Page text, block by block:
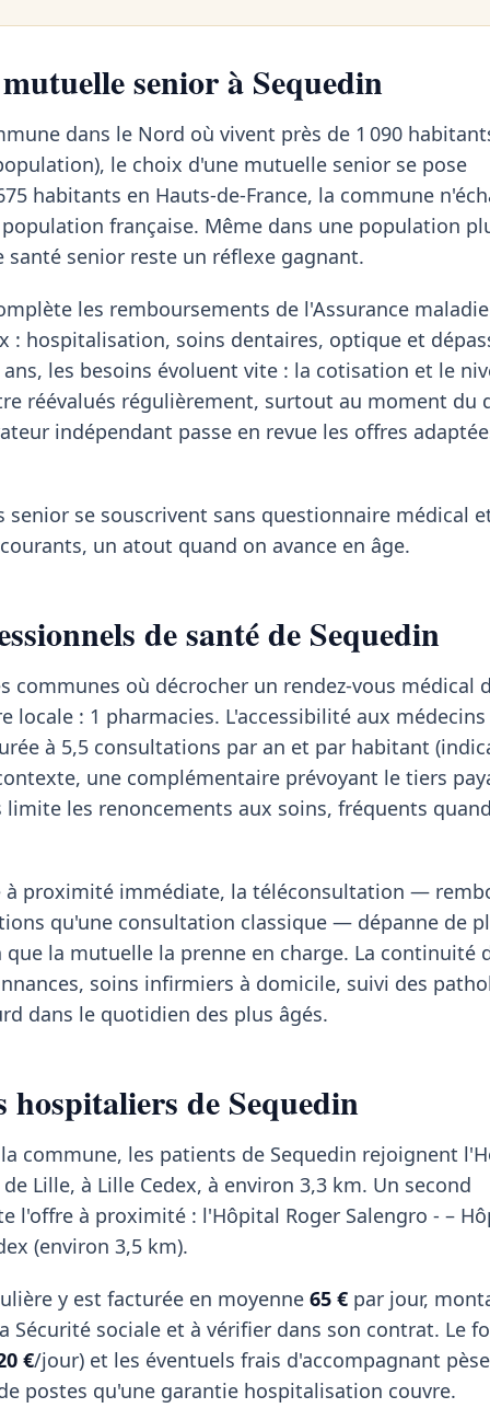
senior à Sequedin
dans le Nord où vivent près de 1 090
le choix d'une mutuelle senior se pose
habitants en Hauts-de-France, la commune
française. Même dans une population
senior reste un réflexe gagnant.
les remboursements de l'Assurance
: hospitalisation, soins dentaires, optique et
les besoins évoluent vite : la cotisation et le
réévalués régulièrement, surtout au moment du
indépendant passe en revue les offres
senior se souscrivent sans questionnaire médical
un atout quand on avance en âge.
de santé de Sequedin
communes où décrocher un rendez-vous médical
locale : 1 pharmacies. L'accessibilité aux médecins
à 5,5 consultations par an et par habitant
une complémentaire prévoyant le tiers
les renoncements aux soins, fréquents
à proximité immédiate, la téléconsultation —
qu'une consultation classique — dépanne de
la mutuelle la prenne en charge. La continuité
soins infirmiers à domicile, suivi des
dans le quotidien des plus âgés.
hospitaliers de Sequedin
commune, les patients de Sequedin rejoignent
Lille, à Lille Cedex, à environ 3,3 km. Un second
l'offre à proximité : l'Hôpital Roger Salengro - –
(environ 3,5 km).
y est facturée en moyenne 65 € par jour,
Sécurité sociale et à vérifier dans son contrat. Le
€/jour) et les éventuels frais d'accompagnant
postes qu'une garantie hospitalisation couvre.